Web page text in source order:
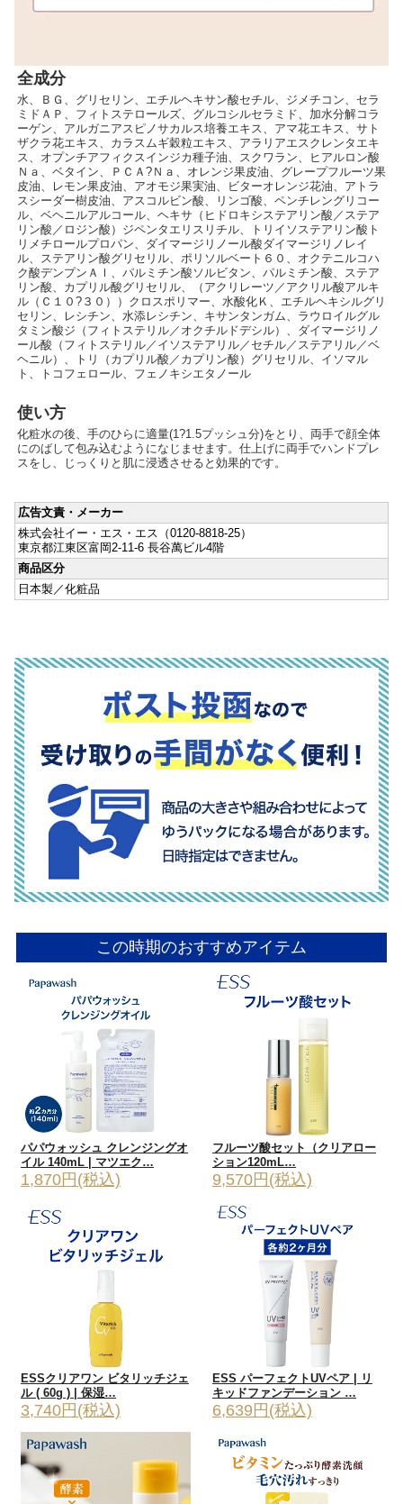
全成分
水、ＢＧ、グリセリン、エチルヘキサン酸セチル、ジメチコン、セラ
ミドＡＰ、フィトステロールズ、グルコシルセラミド、加水分解コラ
ーゲン、アルガニアスピノサカルス培養エキス、アマ花エキス、サト
ザクラ花エキス、カラスムギ穀粒エキス、アラリアエスクレンタエキ
ス、オプンチアフィクスインジカ種子油、スクワラン、ヒアルロン酸
Ｎａ、ベタイン、ＰＣＡ?Ｎａ、オレンジ果皮油、グレープフルーツ果
皮油、レモン果皮油、アオモジ果実油、ビターオレンジ花油、アトラ
スシーダー樹皮油、アスコルビン酸、リンゴ酸、ペンチレングリコー
ル、ベヘニルアルコール、ヘキサ（ヒドロキシステアリン酸／ステア
リン酸／ロジン酸）ジペンタエリスリチル、トリイソステアリン酸ト
リメチロールプロパン、ダイマージリノール酸ダイマージリノレイ
ル、ステアリン酸グリセリル、ポリソルベート６０、オクテニルコハ
ク酸デンプンＡｌ、パルミチン酸ソルビタン、パルミチン酸、ステア
リン酸、カプリル酸グリセリル、（アクリレーツ／アクリル酸アルキ
ル（Ｃ１０?３０））クロスポリマー、水酸化Ｋ、エチルヘキシルグリ
セリン、レシチン、水添レシチン、キサンタンガム、ラウロイルグル
タミン酸ジ（フィトステリル／オクチルドデシル）、ダイマージリノ
ール酸（フィトステリル／イソステアリル／セチル／ステアリル／ベ
ヘニル）、トリ（カプリル酸／カプリン酸）グリセリル、イソマル
ト、トコフェロール、フェノキシエタノール
使い方
化粧水の後、手のひらに適量(1?1.5プッシュ分)をとり、両手で顔全体
にのばして包み込むようになじませます。仕上げに両手でハンドプレ
スをし、じっくりと肌に浸透させると効果的です。
広告文責・メーカー
株式会社イー・エス・エス（0120-8818-25）
東京都江東区富岡2-11-6 長谷萬ビル4階
商品区分
日本製／化粧品
この時期のおすすめアイテム
パパウォッシュ クレンジングオ
イル 140mL | マツエク…
1,870円(税込)
フルーツ酸セット（クリアロー
ション120mL…
9,570円(税込)
ESSクリアワン ビタリッチジェ
ル ( 60g ) | 保湿…
3,740円(税込)
ESS パーフェクトUVペア | リ
キッドファンデーション …
6,639円(税込)